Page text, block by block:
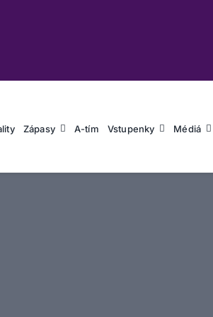
Zápasy A-tím Vstupenky Médiá